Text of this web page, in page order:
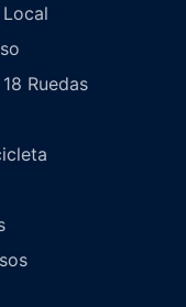
Ruedas